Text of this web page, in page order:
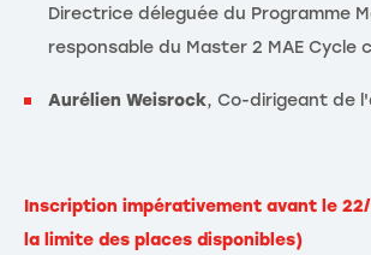
Directrice déleguée du Programme
responsable du Master 2 MAE Cycle
Aurélien Weisrock, Co-dirigeant de
Inscription impérativement avant le
la limite des places disponibles)